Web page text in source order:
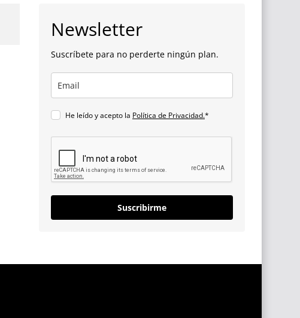
Newsletter
Suscríbete para no perderte ningún plan.
He leído y acepto la Política de Privacidad.*
Suscribirme